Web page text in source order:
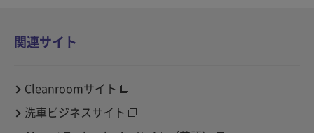
関連サイト
Cleanroomサイト
洗車ビジネスサイト